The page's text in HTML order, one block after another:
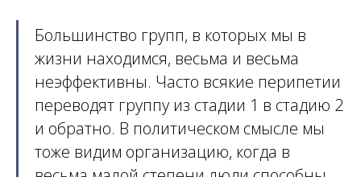
Большинство групп, в которых мы в
жизни находимся, весьма и весьма
неэффективны. Часто всякие перипетии
переводят группу из стадии 1 в стадию 2
и обратно. В политическом смысле мы
тоже видим организацию, когда в